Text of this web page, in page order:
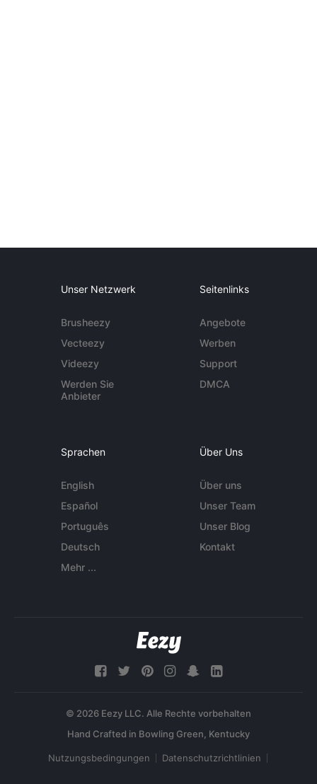
Unser Netzwerk
Brusheezy
Vecteezy
Videezy
Werden Sie
Anbieter
Seitenlinks
Angebote
Werben
Support
DMCA
Sprachen
English
Español
Português
Deutsch
Mehr ...
Über Uns
Über uns
Unser Team
Unser Blog
Kontakt
© 2026 Eezy LLC. Alle Rechte vorbehalten
Nutzungsbedingungen Datenschutzrichtlinien